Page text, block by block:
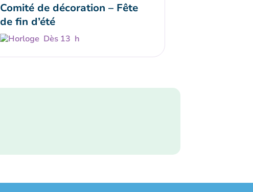
Comité de décoration – Fête
de fin d’été
Dès 13 h